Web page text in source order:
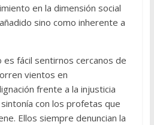
en la dimensión social
sino como inherente a
fácil sentirnos cercanos de
vientos en
frente a la injusticia
con los profetas que
Ellos siempre denuncian la